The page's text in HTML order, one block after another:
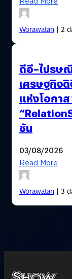
Worawalan| 2
ดีอี–ไปรษ
เศรษฐกิจ
แห่งโอกา
ชัน
03/08/2026
Read More
Worawalan| 3